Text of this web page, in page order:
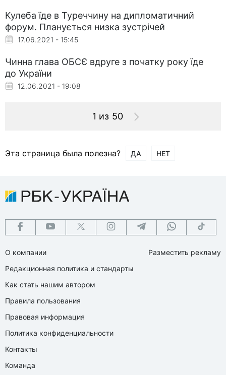
Кулеба їде в Туреччину на дипломатичний
форум. Планується низка зустрічей
17.06.2021 - 15:45
Чинна глава ОБСЄ вдруге з початку року їде
до України
12.06.2021 - 19:08
1 из 50
Эта страница была полезна? ДА НЕТ
О компании
Редакционная политика и стандарты
Как стать нашим автором
Правила пользования
Правовая информация
Политика конфиденциальности
Контакты
Команда
Разместить рекламу